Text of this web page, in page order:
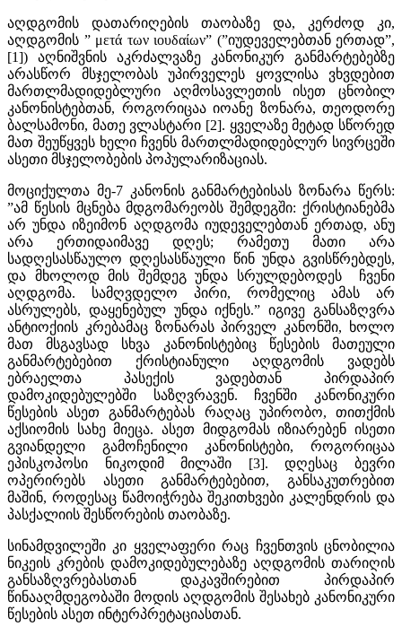
აღდგომის დათარიღების თაობაზე და, კერძოდ კი,
აღდგომის ” μετά των ιουδαίων” (”იუდეველებთან ერთად”,
[1]) აღნიშვნის აკრძალვაზე კანონიკურ განმარტებებზე
არასწორ მსჯელობას უპირველეს ყოვლისა ვხვდებით
მართლმადიდებლური აღმოსავლეთის ისეთ ცნობილ
კანონისტებთან, როგორიცაა იოანე ზონარა, თეოდორე
ბალსამონი, მათე ვლასტარი [2]. ყველაზე მეტად სწორედ
მათ შეუწყვეს ხელი ჩვენს მართლმადიდებლურ სივრცეში
ასეთი მსჯელობების პოპულარიზაციას.
მოციქულთა მე-7 კანონის განმარტებისას ზონარა წერს:
”ამ წესის მცნება მდგომარეობს შემდეგში: ქრისტიანებმა
არ უნდა იზეიმონ აღდგომა იუდეველებთან ერთად, ანუ
არა ერთიდაიმავე დღეს; რამეთუ მათი არა
სადღესასწაულო დღესასწაული წინ უნდა გვისწრებდეს,
და მხოლოდ მის შემდეგ უნდა სრულდებოდეს ჩვენი
აღდგომა. სამღვდელო პირი, რომელიც ამას არ
ასრულებს, დაყენებულ უნდა იქნეს.” იგივე განსაზღვრა
ანტიოქიის კრებამაც ზონარას პირველ კანონში, ხოლო
მათ მსგავსად სხვა კანონისტებიც წესების მათეული
განმარტებებით ქრისტიანული აღდგომის ვადებს
ებრაელთა პასექის ვადებთან პირდაპირ
დამოკიდებულებში საზღვრავენ. ჩვენში კანონიკური
წესების ასეთ განმარტებას რაღაც უპირობო, თითქმის
აქსიომის სახე მიეცა. ასეთ მიდგომას იზიარებენ ისეთი
გვიანდელი გამოჩენილი კანონისტები, როგორიცაა
ეპისკოპოსი ნიკოდიმ მილაში [3]. დღესაც ბევრი
ოპერირებს ასეთი განმარტებებით, განსაკუთრებით
მაშინ, როდესაც წამოიჭრება შეკითხვები კალენდრის და
პასქალიის შესწორების თაობაზე.
სინამდვილეში კი ყველაფერი რაც ჩვენთვის ცნობილია
ნიკეის კრების დამოკიდებულებაზე აღდგომის თარიღის
განსაზღვრებასთან დაკავშირებით პირდაპირ
წინააღმდეგობაში მოდის აღდგომის შესახებ კანონიკური
წესების ასეთ ინტერპრეტაციასთან.